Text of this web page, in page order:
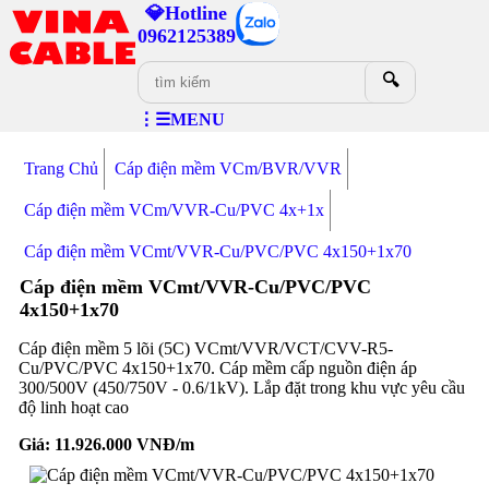
💎Hotline
0962125389
🔍
⋮☰MENU
Trang Chủ Cáp điện mềm VCm/BVR/VVR
Cáp điện mềm VCm/VVR-Cu/PVC 4x+1x
Cáp điện mềm VCmt/VVR-Cu/PVC/PVC 4x150+1x70
Cáp điện mềm VCmt/VVR-Cu/PVC/PVC
4x150+1x70
Cáp điện mềm 5 lõi (5C) VCmt/VVR/VCT/CVV-R5-
Cu/PVC/PVC 4x150+1x70. Cáp mềm cấp nguồn điện áp
300/500V (450/750V - 0.6/1kV). Lắp đặt trong khu vực yêu cầu
độ linh hoạt cao
Giá: 11.926.000VNĐ/m